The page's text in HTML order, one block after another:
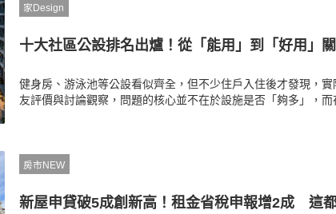
家Design
十大社區公設排名出爐！從「能用」到「好用」
健身房、游泳池等公設看似齊全，但不少住戶入住後才發現，
友評價與討論觀察，問題的核心並不在於設施是否「夠多」，而
房市NEW
新屋申貸破5成創新高！租金省稅申報增2成 這